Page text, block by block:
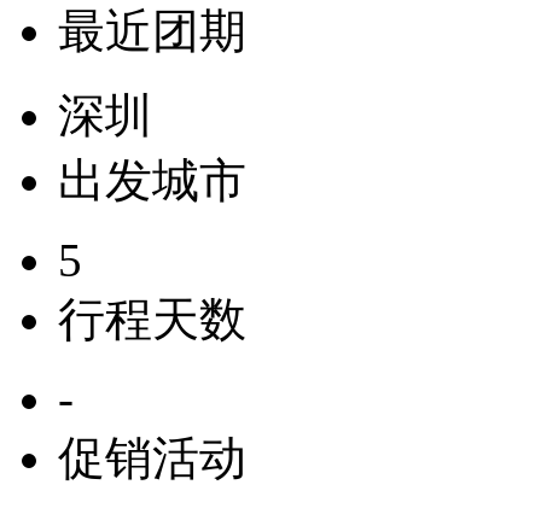
最近团期
深圳
出发城市
5
行程天数
-
促销活动